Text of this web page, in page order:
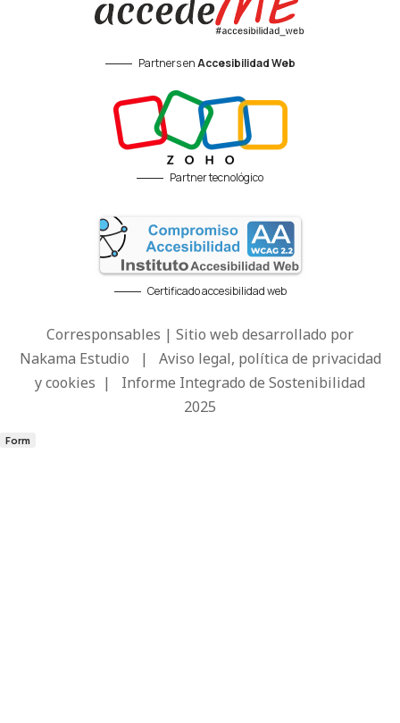
Partners enAccesibilidad Web
Partner tecnológico
Certificado accesibilidad web
Corresponsables | Sitio web desarrollado por
Nakama Estudio | Aviso legal, política de privacidad
y cookies | Informe Integrado de Sostenibilidad
2025
Form